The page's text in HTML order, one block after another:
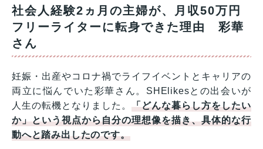
社会人経験2ヵ月の主婦が、月収50万円
フリーライターに転身できた理由 彩華
さん
妊娠・出産やコロナ禍でライフイベントとキャリアの
両立に悩んでいた彩華さん。SHElikesとの出会いが
人生の転機となりました。「どんな暮らし方をしたい
か」という視点から自分の理想像を描き、具体的な行
動へと踏み出したのです。